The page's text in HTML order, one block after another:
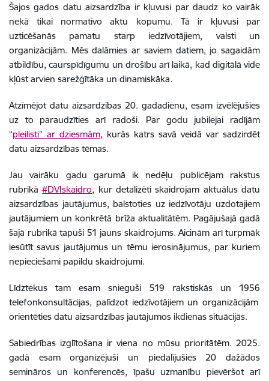
Šajos gados datu aizsardzība ir kļuvusi par daudz ko vairāk
nekā tikai normatīvo aktu kopumu. Tā ir kļuvusi par
uzticēšanās pamatu starp iedzīvotājiem, valsti un
organizācijām. Mēs dalāmies ar saviem datiem, jo sagaidām
atbildību, caurspīdīgumu un drošību arī laikā, kad digitālā vide
kļūst arvien sarežģītāka un dinamiskāka.
Atzīmējot datu aizsardzības 20. gadadienu, esam izvēlējušies
uz to paraudzīties arī radoši. Par godu jubilejai radījām
“pleilisti” ar dziesmām, kurās katrs savā veidā var sadzirdēt
datu aizsardzības tēmas.
Jau vairāku gadu garumā ik nedēļu publicējam rakstus
rubrikā#DVIskaidro, kur detalizēti skaidrojam aktuālus datu
aizsardzības jautājumus, balstoties uz iedzīvotāju uzdotajiem
jautājumiem un konkrētā brīža aktualitātēm. Pagājušajā gadā
šajā rubrikā tapuši 51 jauns skaidrojums. Aicinām arī turpmāk
iesūtīt savus jautājumus un tēmu ierosinājumus, par kuriem
nepieciešami papildu skaidrojumi.
Līdztekus tam esam snieguši 519 rakstiskās un 1956
telefonkonsultācijas, palīdzot iedzīvotājiem un organizācijām
orientēties datu aizsardzības jautājumos ikdienas situācijās.
Sabiedrības izglītošana ir viena no mūsu prioritātēm. 2025.
gadā esam organizējuši un piedalījušies 20 dažādos
semināros un konferencēs, īpašu uzmanību pievēršot arī